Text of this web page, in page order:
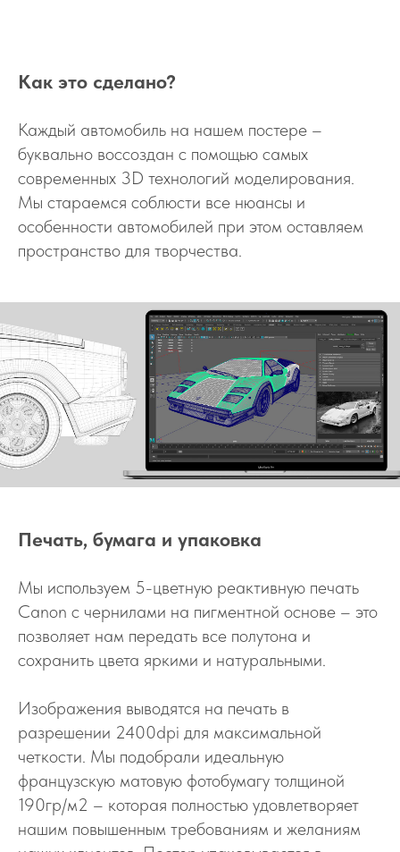
Как это сделано?
Каждый автомобиль на нашем постере –
буквально воссоздан с помощью самых
современных 3D технологий моделирования.
Мы стараемся соблюсти все нюансы и
особенности автомобилей при этом оставляем
пространство для творчества.
Печать, бумага и упаковка
Мы используем 5-цветную реактивную печать
Canon с чернилами на пигментной основе – это
позволяет нам передать все полутона и
сохранить цвета яркими и натуральными.
Изображения выводятся на печать в
разрешении 2400dpi для максимальной
четкости. Мы подобрали идеальную
французскую матовую фотобумагу толщиной
190гр/м2 – которая полностью удовлетворяет
нашим повышенным требованиям и желаниям